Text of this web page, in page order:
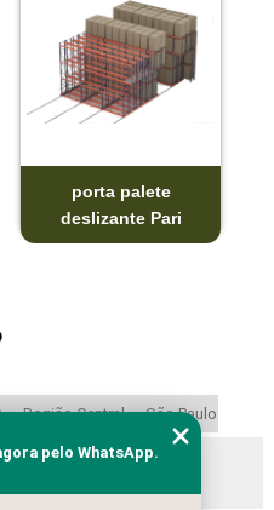
porta palete
deslizante Pari
Região Central São Paulo
pelo WhatsApp.